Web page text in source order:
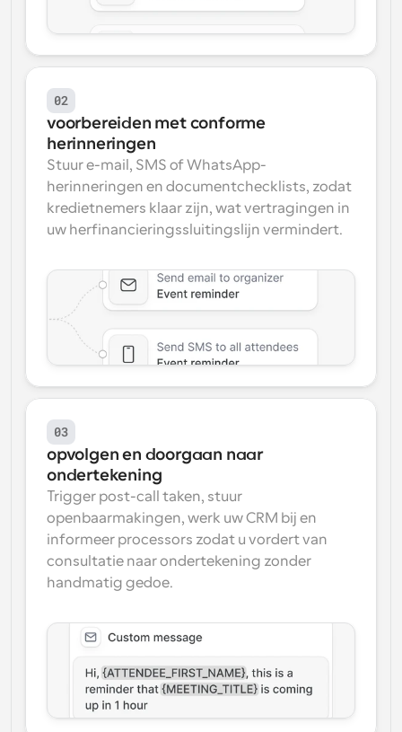
02
voorbereiden met conforme
herinneringen
Stuur e-mail, SMS of WhatsApp-
herinneringen en documentchecklists, zodat
kredietnemers klaar zijn, wat vertragingen in
uw herfinancieringssluitingslijn vermindert.
03
opvolgen en doorgaan naar
ondertekening
Trigger post-call taken, stuur
openbaarmakingen, werk uw CRM bij en
informeer processors zodat u vordert van
consultatie naar ondertekening zonder
handmatig gedoe.